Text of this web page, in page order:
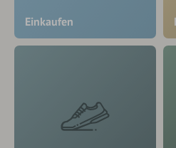
Einkaufen